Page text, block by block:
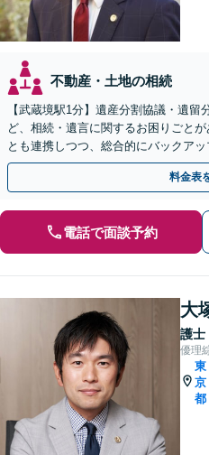
不動産・土地の相続
【武蔵境駅1分】遺産分割協議・遺留
ど、相続・遺言に関するお困りごと
とも連携しつつ、総合的にバックア
料】【休日・夜間面談可】
料金表
電話で面談予約
大
護士
優理
東
京
都